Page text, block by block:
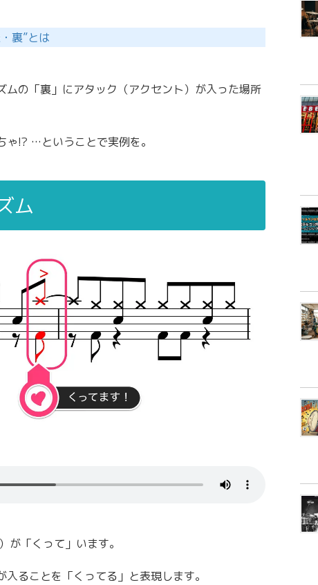
裏”とは
ムの「裏」にアタック（アクセント）が入った場所
ゃ!? …ということで実例を。
ム
が「くって」います。
ることを「くってる」と表現します。